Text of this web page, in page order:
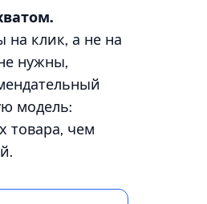
клик, а не на
нужны,
модель:
товара, чем